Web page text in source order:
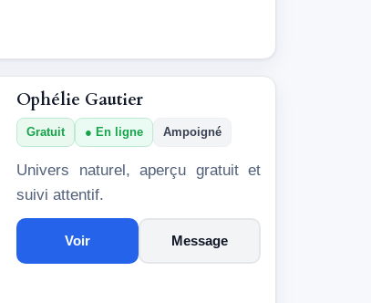
Ophélie Gautier
Gratuit En ligne Ampoigné
Univers naturel, aperçu gratuit et
suivi attentif.
Voir Message